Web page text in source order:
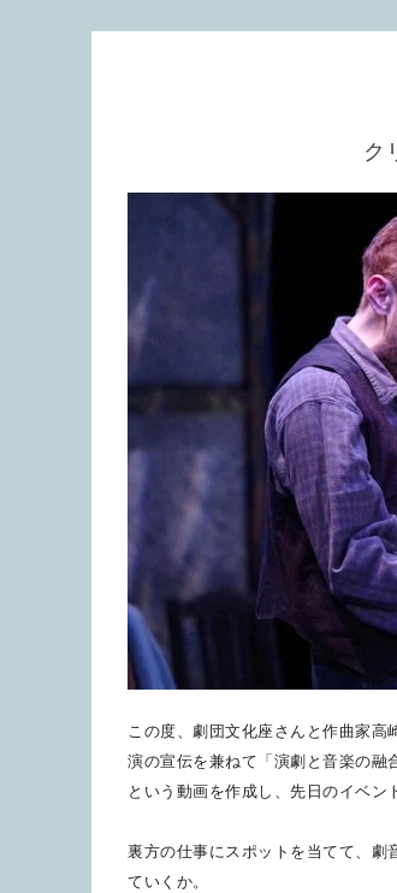
ク
この度、劇団文化座さんと作曲家高
演の宣伝を兼ねて「演劇と音楽の融
という動画を作成し、先日のイベン
裏方の仕事にスポットを当てて、劇
ていくか。